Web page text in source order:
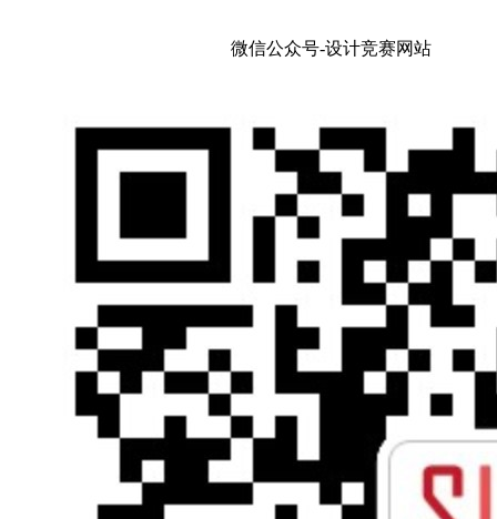
微信公众号-设计竞赛网站